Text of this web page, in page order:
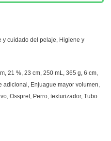
y cuidado del pelaje, Higiene y
, 21 %, 23 cm, 250 mL, 365 g, 6 cm,
adicional , Enjuague mayor volumen,
, Osspret, Perro, texturizador, Tubo